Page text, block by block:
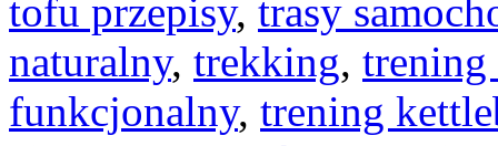
tofu przepisy, trasy
naturalny, trekking, trening
funkcjonalny, trening